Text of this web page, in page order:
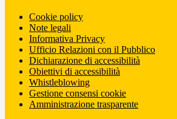
Cookie policy
Note legali
Informativa Privacy
Ufficio Relazioni con il Pubblico
Dichiarazione di accessibilità
Obiettivi di accessibilità
Whistleblowing
Gestione consensi cookie
Amministrazione trasparente